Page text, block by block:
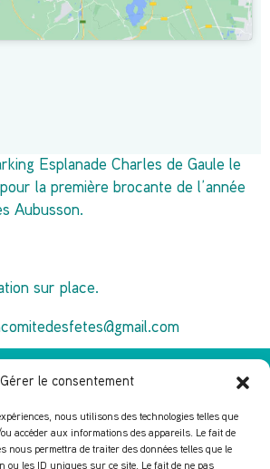
Gérer le consentement
nous utilisons des technologies telles que
accéder aux informations des appareils. Le fait de
nous permettra de traiter des données telles que le
ou les ID uniques sur ce site. Le fait de ne pas
Esplanade Charles de Gaule le
la première brocante de l’année
Aubusson.
sur place.